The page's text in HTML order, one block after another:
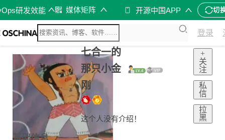
研发效能 媒体矩阵 开源中国APP 切
登录
七合一的
那只小金
刚
这个人没有介绍！
+
关
注
私
信
拉
黑
基础信息